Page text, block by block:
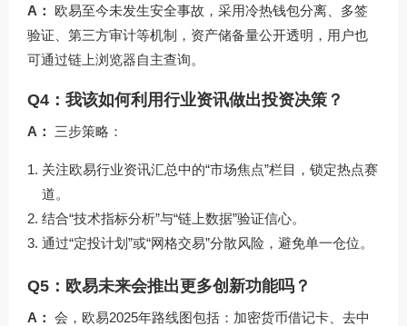
A：
欧易至今未发生安全事故，采用冷热钱包分离、多签
验证、第三方审计等机制，资产储备量公开透明，用户也
可通过链上浏览器自主查询。
Q4：我该如何利用行业资讯做出投资决策？
A： 三步策略：
关注欧易行业资讯汇总中的“市场焦点”栏目，锁定热点赛
道。
结合“技术指标分析”与“链上数据”验证信心。
通过“定投计划”或“网格交易”分散风险，避免单一仓位。
Q5：欧易未来会推出更多创新功能吗？
A： 会，欧易2025年路线图包括：加密货币借记卡、去中